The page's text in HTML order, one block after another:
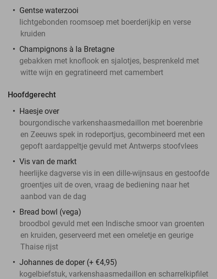
Gentse waterzooi
lichtgebonden roomsoep met boerderijkip en verse
kruiden
Champignons à la Bretagne
gebakken met knoflook en sjalotjes, besprenkeld met
witte wijn en gegratineerd met camembert
Hoofdgerecht
Haesje over
bourgondische varkenshaasmedaillon met boerenbrie
en Zeeuws spek in rodeportjus, gecombineerd met een
gepoft aardappeltje gevuld met Antwerps stoofvlees
Vis van de markt
heerlijke dagverse vis in een dille-wijnsaus en gestoofde
groentjes uit de oven, vraag de bediening naar het
aanbod van de dag
Bread bowl (vega)
broodbol gevuld met een Indische smoor van groenten
en kruiden, geserveerd met een omeletje en geurige
Thaise rijst
Johannes de doper (+ €4,95)
kogelbiefstuk, varkenshaasmedaillon en scharrelkipfilet